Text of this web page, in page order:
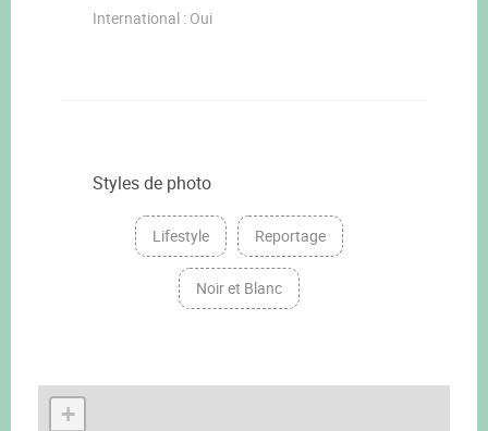
International : Oui
Styles de photo
Lifestyle Reportage
Noir et Blanc
+